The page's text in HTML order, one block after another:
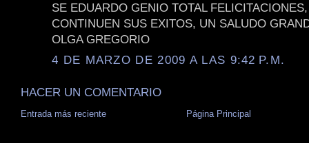
SE EDUARDO GENIO TOTAL
CONTINUEN SUS EXITOS, UN SALUDO
OLGA GREGORIO
4 DE MARZO DE 2009 A LAS 9:42 P.M.
HACER UN COMENTARIO
Entrada más reciente Página Principal